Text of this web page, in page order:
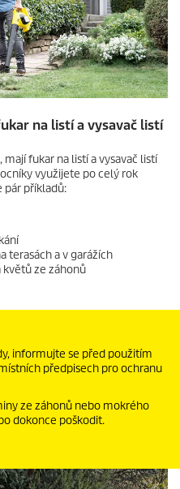
na listí a vysavač listí
fukar na listí a vysavač listí
využijete po celý rok
pár příkladů:
terasách a v garážích
ze záhonů
informujte se před použitím
předpisech pro ochranu
ze záhonů nebo mokrého
dokonce poškodit.